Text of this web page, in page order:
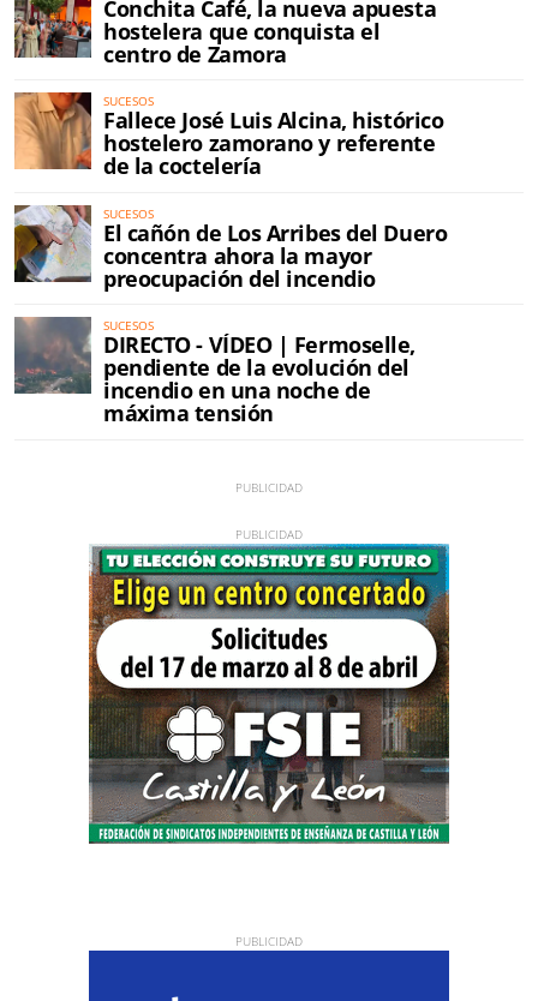
Conchita Café, la nueva apuesta
hostelera que conquista el
centro de Zamora
SUCESOS
Fallece José Luis Alcina, histórico
hostelero zamorano y referente
de la coctelería
SUCESOS
El cañón de Los Arribes del Duero
concentra ahora la mayor
preocupación del incendio
SUCESOS
DIRECTO - VÍDEO | Fermoselle,
pendiente de la evolución del
incendio en una noche de
máxima tensión